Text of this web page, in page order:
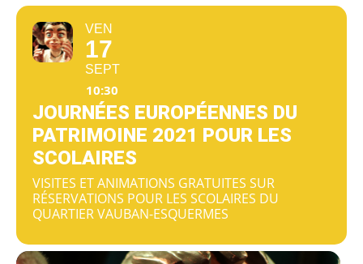
VEN
17
SEPT
10:30
JOURNÉES EUROPÉENNES DU
PATRIMOINE 2021 POUR LES
SCOLAIRES
VISITES ET ANIMATIONS GRATUITES SUR
RÉSERVATIONS POUR LES SCOLAIRES DU
QUARTIER VAUBAN-ESQUERMES